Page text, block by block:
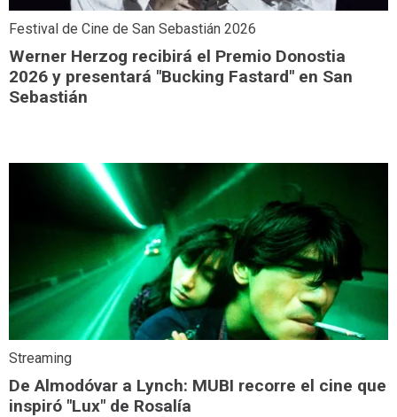
Festival de Cine de San Sebastián 2026
Werner Herzog recibirá el Premio Donostia
2026 y presentará "Bucking Fastard" en San
Sebastián
Streaming
De Almodóvar a Lynch: MUBI recorre el cine que
inspiró "Lux" de Rosalía